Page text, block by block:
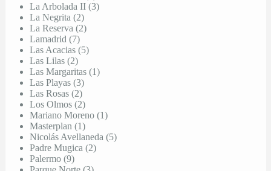
La Arbolada II (3)
La Negrita (2)
La Reserva (2)
Lamadrid (7)
Las Acacias (5)
Las Lilas (2)
Las Margaritas (1)
Las Playas (3)
Las Rosas (2)
Los Olmos (2)
Mariano Moreno (1)
Masterplan (1)
Nicolás Avellaneda (5)
Padre Mugica (2)
Palermo (9)